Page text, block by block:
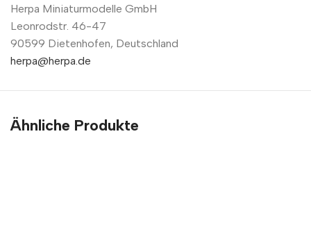
Herpa Miniaturmodelle GmbH
Leonrodstr. 46-47
90599 Dietenhofen, Deutschland
herpa@herpa.de
Ähnliche Produkte